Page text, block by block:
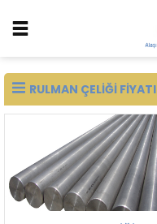
RULMAN ÇELIĞI FIYATI